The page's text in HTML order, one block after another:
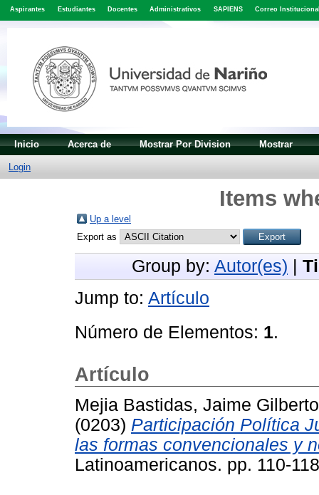
Aspirantes Estudiantes Docentes Administrativos SAPIENS Correo
Inicio Acerca de Mostrar Por Division Mostrar
Login
Items
Up a level
Export as
Group by: Autor(es) |
Jump to: Artículo
Número de Elementos: 1.
Artículo
Mejia Bastidas, Jaime Gilberto
(0203) Participación Política
las formas convencionales y
Latinoamericanos. pp. 110-